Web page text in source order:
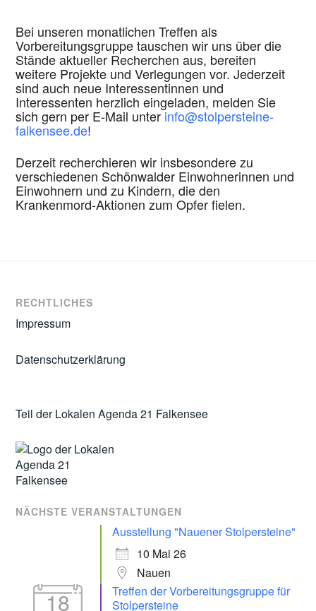
Bei unseren monatlichen Treffen als
Vorbereitungsgruppe tauschen wir uns über die
Stände aktueller Recherchen aus, bereiten
weitere Projekte und Verlegungen vor. Jederzeit
sind auch neue Interessentinnen und
Interessenten herzlich eingeladen, melden Sie
sich gern per E-Mail unterinfo@stolpersteine-
falkensee.de!
Derzeit recherchieren wir insbesondere zu
verschiedenen Schönwalder Einwohnerinnen und
Einwohnern und zu Kindern, die den
Krankenmord-Aktionen zum Opfer fielen.
RECHTLICHES
Impressum
Datenschutzerklärung
Teil der Lokalen Agenda 21 Falkensee
NÄCHSTE VERANSTALTUNGEN
Ausstellung "Nauener Stolpersteine"
10 Mai 26
Nauen
18
Treffen der Vorbereitungsgruppe für
Stolpersteine